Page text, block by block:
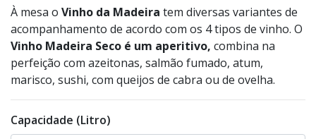
À mesa o Vinho da Madeira tem diversas variantes de
acompanhamento de acordo com os 4 tipos de vinho. O
Vinho Madeira Seco é um aperitivo, combina na
perfeição com azeitonas, salmão fumado, atum,
marisco, sushi, com queijos de cabra ou de ovelha.
Capacidade (Litro)